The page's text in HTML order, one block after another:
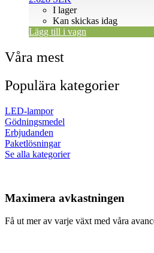
I lager
Kan skickas idag
Lägg till i vagn
Våra mest
Populära kategorier
LED-lampor
Gödningsmedel
Erbjudanden
Paketlösningar
Se alla kategorier
Maximera avkastningen
Få ut mer av varje växt med våra